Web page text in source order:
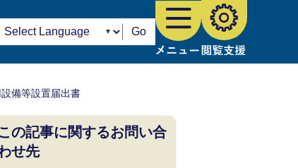
Go
備等設置届出書
の記事に関するお問い合
せ先